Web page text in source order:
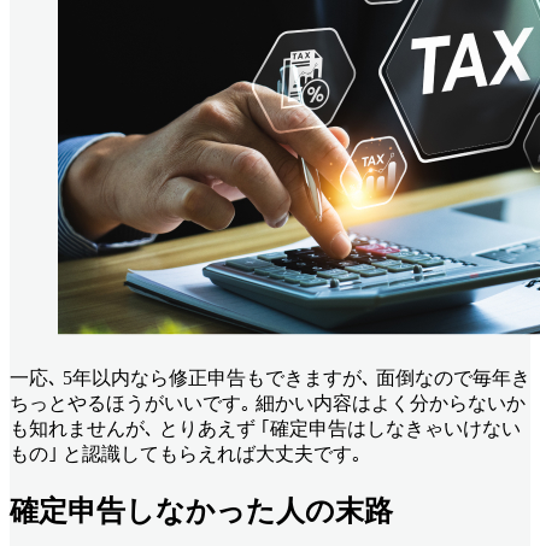
一応､ 5年以内なら修正申告もできますが､ 面倒なので毎年き
ちっとやるほうがいいです｡ 細かい内容はよく分からないか
も知れませんが､ とりあえず ｢確定申告はしなきゃいけない
もの｣ と認識してもらえれば大丈夫です｡
確定申告しなかった人の末路